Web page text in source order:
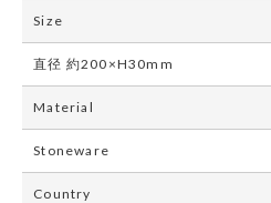
Size
直径 約200×H30mm
Material
Stoneware
Country